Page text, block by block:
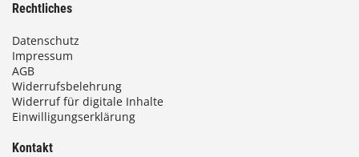
Rechtliches
Datenschutz
Impressum
AGB
Widerrufsbelehrung
Widerruf für digitale Inhalte
Einwilligungserklärung
Kontakt